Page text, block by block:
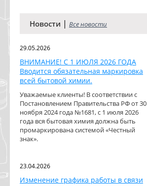
Новости | Все новости
29.05.2026
ВНИМАНИЕ! С 1 ИЮЛЯ 2026 ГОДА
Вводится обязательная маркировка
всей бытовой химии.
Уважаемые клиенты! В соответствии с
Постановлением Правительства РФ от 30
ноября 2024 года №1681, с 1 июля 2026
года вся бытовая химия должна быть
промаркирована системой «Честный
знак».
23.04.2026
Изменение графика работы в связи